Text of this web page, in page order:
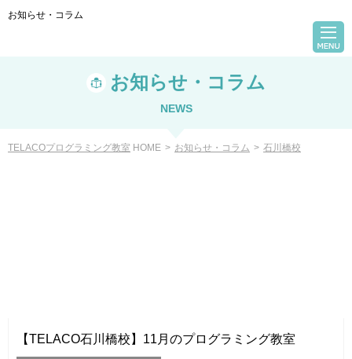
お知らせ・コラム
お知らせ・コラム
NEWS
TELACOプログラミング教室 HOME > お知らせ・コラム > 石川橋校
【TELACO石川橋校】11月のプログラミング教室